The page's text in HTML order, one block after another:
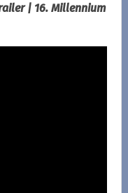
| 16. Millennium